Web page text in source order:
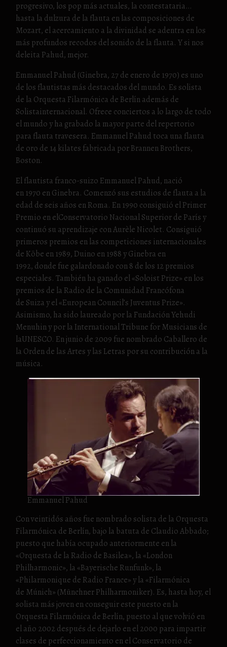
progresivo, los pop más actuales, la contestataria…
hasta la dulzura de la flauta en las composiciones de
Mozart, el acercamiento a la divinidad se adentra en los
más profundos recodos del sonido de la flauta. Y si nos
deleita Pahud, mejor.
Emmanuel Pahud (Ginebra, 27 de enero de 1970) es uno
de los flautistas más destacados del mundo. Es solista
de la Orquesta Filarmónica de Berlín además de
Solistainternacional. Ofrece conciertos a lo largo de todo
el mundo y ha grabado la mayor parte del repertorio
para flauta travesera. Emmanuel Pahud toca una flauta
de oro de 14 kilates fabricada por Brannen Brothers,
Boston.
El flautista franco-suizo Emmanuel Pahud, nació
en 1970 en Ginebra. Comenzó sus estudios de flauta a la
edad de seis años en Roma. En 1990 consiguió el Primer
Premio en elConservatorio Nacional Superior de París y
continuó su aprendizaje con Aurèle Nicolet. Consiguió
primeros premios en las competiciones internacionales
de Kōbe en 1989, Duino en 1988 y Ginebra en
1992, donde fue galardonado con 8 de los 12 premios
especiales. También ha ganado el «Soloist Prize» en los
premios de la Radio de la Comunidad Francófona
de Suiza y el «European Council’s Juventus Prize».
Asimismo, ha sido laureado por la Fundación Yehudi
Menuhin y por la International Tribune for Musicians de
laUNESCO. En junio de 2009 fue nombrado Caballero de
la Orden de las Artes y las Letras por su contribución a la
música.
Emmanuel Pahud
Con veintidós años fue nombrado solista de la Orquesta
Filarmónica de Berlín, bajo la batuta de Claudio Abbado;
puesto que había ocupado anteriormente en la
«Orquesta de la Radio de Basilea», la «London
Philharmonic», la «Bayerische Runfunk», la
«Philarmonique de Radio France» y la «Filarmónica
de Múnich» (Münchner Philharmoniker). Es, hasta hoy, el
solista más joven en conseguir este puesto en la
Orquesta Filarmónica de Berlín, puesto al que volvió en
el año 2002 después de dejarlo en el 2000 para impartir
clases de perfeccionamiento en el Conservatorio de